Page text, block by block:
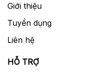
Giới thiệu
Tuyển dụng
Liên hệ
HỖ TRỢ